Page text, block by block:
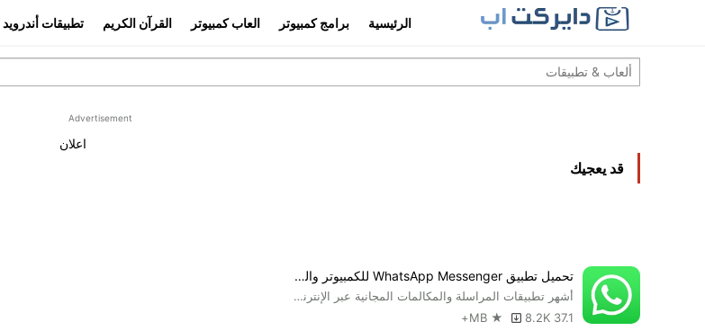
الرئيسية برامج كمبيوتر العاب كمبيوتر القرآن الكريم تطبيقات أندرويد
Advertisement
اعلان
قد يعجيك
تحميل تطبيق WhatsApp Messenger للكمبيوتر والموبايل
أشهر تطبيقات المراسلة والمكالمات المجانية عبر الإنترنت
37.1 MB ★
8.2K+